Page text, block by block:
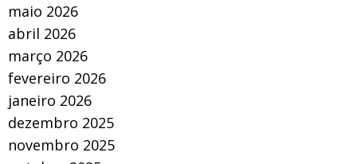
maio 2026
abril 2026
março 2026
fevereiro 2026
janeiro 2026
dezembro 2025
novembro 2025